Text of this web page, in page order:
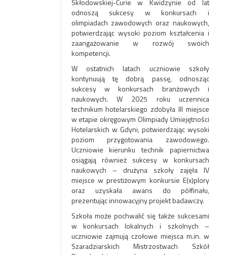
Skłodowskiej-Curie w Kwidzynie od lat
odnoszą sukcesy w konkursach i
olimpiadach zawodowych oraz naukowych,
potwierdzając wysoki poziom kształcenia i
zaangażowanie w rozwój swoich
kompetencji.
W ostatnich latach uczniowie szkoły
kontynuują tę dobrą passę, odnosząc
sukcesy w konkursach branżowych i
naukowych. W 2025 roku uczennica
technikum hotelarskiego zdobyła III miejsce
w etapie okręgowym Olimpiady Umiejętności
Hotelarskich w Gdyni, potwierdzając wysoki
poziom przygotowania zawodowego.
Uczniowie kierunku technik papiernictwa
osiągają również sukcesy w konkursach
naukowych – drużyna szkoły zajęła IV
miejsce w prestiżowym konkursie E(x)plory
oraz uzyskała awans do półfinału,
prezentując innowacyjny projekt badawczy.
Szkoła może pochwalić się także sukcesami
w konkursach lokalnych i szkolnych –
uczniowie zajmują czołowe miejsca m.in. w
Szaradziarskich Mistrzostwach Szkół